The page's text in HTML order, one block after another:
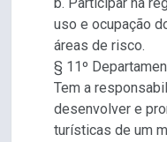
uso e ocupação
áreas de risco.
§ 11º
Tem a
desenvolver e
turísticas de um